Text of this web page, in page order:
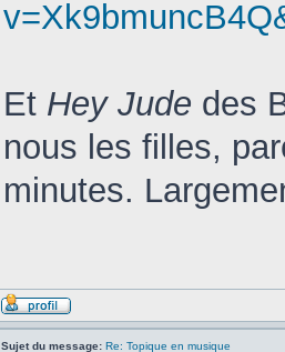
Et Hey Jude des
nous les filles,
minutes.
Sujet du message: Re: Topique en musique